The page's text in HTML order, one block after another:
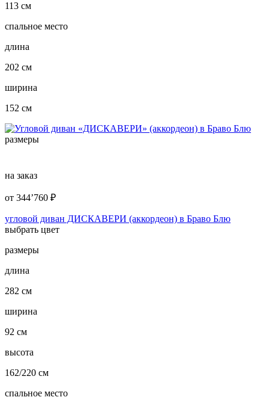
113 см
спальное место
длина
202 см
ширина
152 см
размеры
на заказ
от 344’760 ₽
угловой диван ДИСКАВЕРИ (аккордеон) в Браво Блю
выбрать цвет
размеры
длина
282 см
ширина
92 см
высота
162/220 см
спальное место